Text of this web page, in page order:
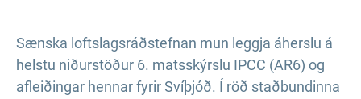
Sænska loftslagsráðstefnan mun leggja áherslu á
helstu niðurstöður 6. matsskýrslu IPCC (AR6) og
afleiðingar hennar fyrir Svíþjóð. Í röð staðbundinna